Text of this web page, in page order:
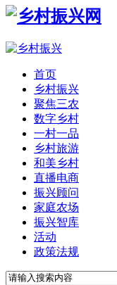
首页
乡村振兴
聚焦三农
数字乡村
一村一品
乡村旅游
和美乡村
直播电商
振兴顾问
家庭农场
振兴智库
活动
政策法规